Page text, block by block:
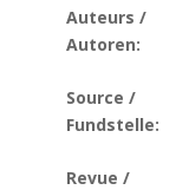
Auteurs /
Autoren:
Source /
Fundstelle:
Revue /